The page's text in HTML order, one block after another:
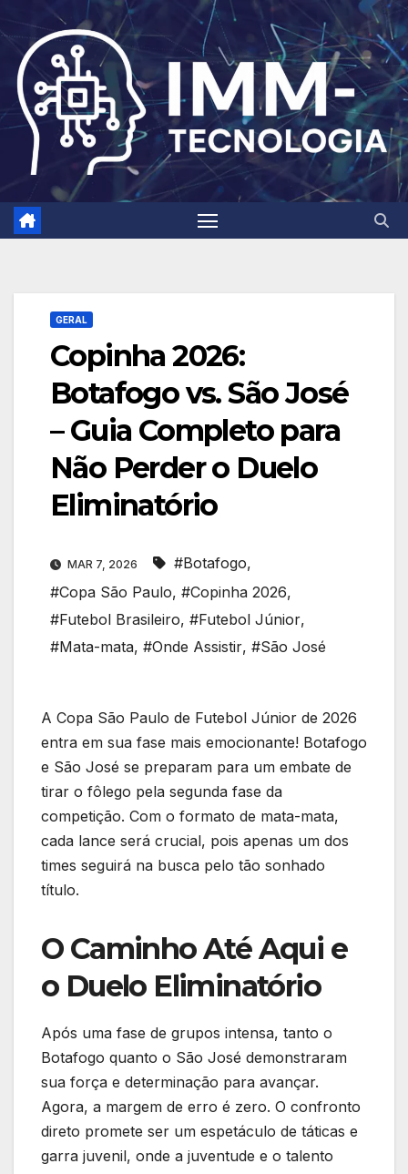
to
content
GERAL
Copinha 2026:
Botafogo vs. São José
– Guia Completo para
Não Perder o Duelo
Eliminatório
MAR 7, 2026 #Botafogo,
#Copa São Paulo, #Copinha 2026,
#Futebol Brasileiro, #Futebol Júnior,
#Mata-mata, #Onde Assistir, #São José
A Copa São Paulo de Futebol Júnior de 2026
entra em sua fase mais emocionante! Botafogo
e São José se preparam para um embate de
tirar o fôlego pela segunda fase da
competição. Com o formato de mata-mata,
cada lance será crucial, pois apenas um dos
times seguirá na busca pelo tão sonhado
título.
O Caminho Até Aqui e
o Duelo Eliminatório
Após uma fase de grupos intensa, tanto o
Botafogo quanto o São José demonstraram
sua força e determinação para avançar.
Agora, a margem de erro é zero. O confronto
direto promete ser um espetáculo de táticas e
garra juvenil, onde a juventude e o talento